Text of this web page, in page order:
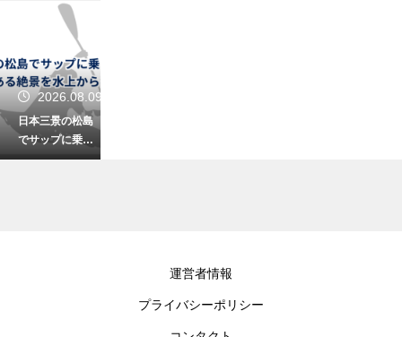
2026.08.09
日本三景の松島
でサップに乗っ
て島巡り！歴史
運営者情報
プライバシーポリシー